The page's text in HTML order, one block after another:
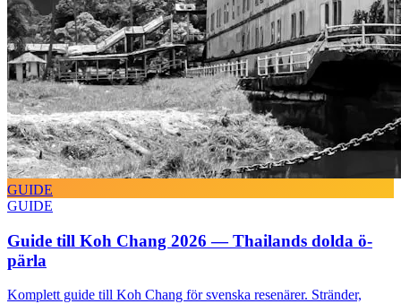
GUIDE
GUIDE
Guide till Koh Chang 2026 — Thailands dolda ö-
pärla
Komplett guide till Koh Chang för svenska resenärer. Stränder,